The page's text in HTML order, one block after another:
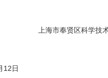
贤区科学技术委
日